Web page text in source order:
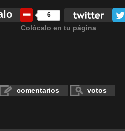
6
Colócalo en tu página
comentarios votos